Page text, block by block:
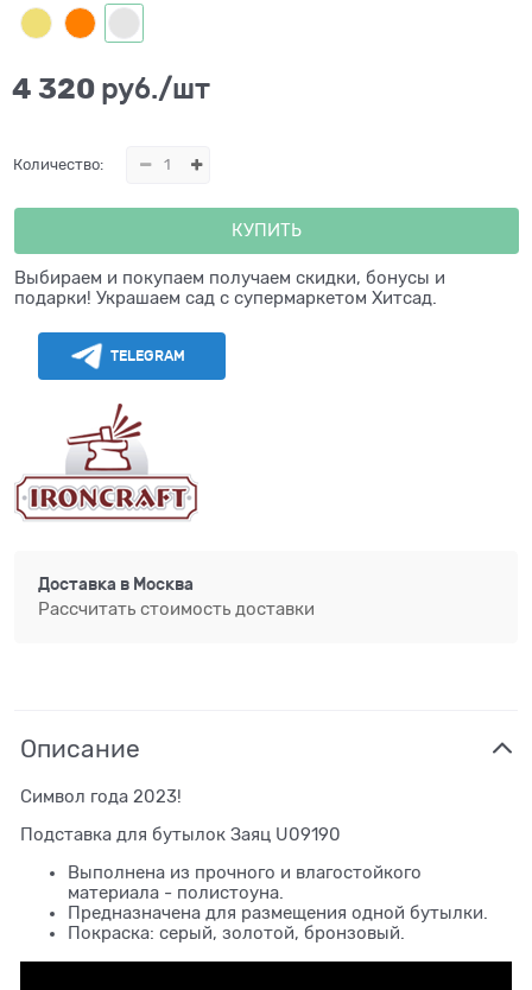
4 320 руб./шт
Количество:
КУПИТЬ
Выбираем и покупаем получаем скидки, бонусы и
подарки! Украшаем сад с супермаркетом Хитсад.
TELEGRAM
Доставка в Москва
Рассчитать стоимость доставки
Описание
Символ года 2023!
Подставка для бутылок Заяц U09190
Выполнена из прочного и влагостойкого
материала - полистоуна.
Предназначена для размещения одной бутылки.
Покраска: серый, золотой, бронзовый.